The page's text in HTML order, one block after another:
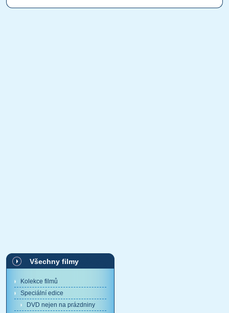
Všechny filmy
Kolekce filmů
Speciální edice
DVD nejen na prázdniny